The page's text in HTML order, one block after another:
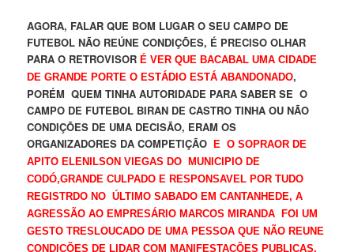
AGORA, FALAR QUE BOM LUGAR O SEU CAMPO DE
FUTEBOL NÃO REÚNE CONDIÇÕES, É PRECISO OLHAR
PARA O RETROVISORÉ VER QUE BACABAL UMA CIDADE
DE GRANDE PORTE O ESTÁDIO ESTÁ ABANDONADO,
PORÉM QUEM TINHA AUTORIDADE PARA SABER SE O
CAMPO DE FUTEBOL BIRAN DE CASTRO TINHA OU NÃO
CONDIÇÕES DE UMA DECISÃO, ERAM OS
ORGANIZADORES DA COMPETIÇÃO
E O SOPRAOR DE
APITO ELENILSON VIEGAS DO MUNICIPIO DE
CODÓ,GRANDE CULPADO E RESPONSAVEL POR TUDO
REGISTRDO NO ÚLTIMO SABADO EM CANTANHEDE, A
AGRESSÃO AO EMPRESÁRIO MARCOS MIRANDA FOI UM
GESTO TRESLOUCADO DE UMA PESSOA QUE NÃO REUNE
CONDIÇÕES DE LIDAR COM MANIFESTAÇÕES PUBLICAS,